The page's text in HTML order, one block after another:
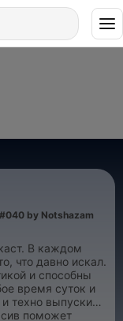
by Notshazam
В каждом
что давно искал.
и способны
время суток и
техно выпуски
поможет